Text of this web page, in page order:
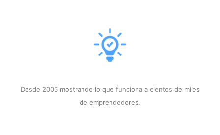
Desde 2006 mostrando lo que funciona a cientos de miles
de emprendedores.